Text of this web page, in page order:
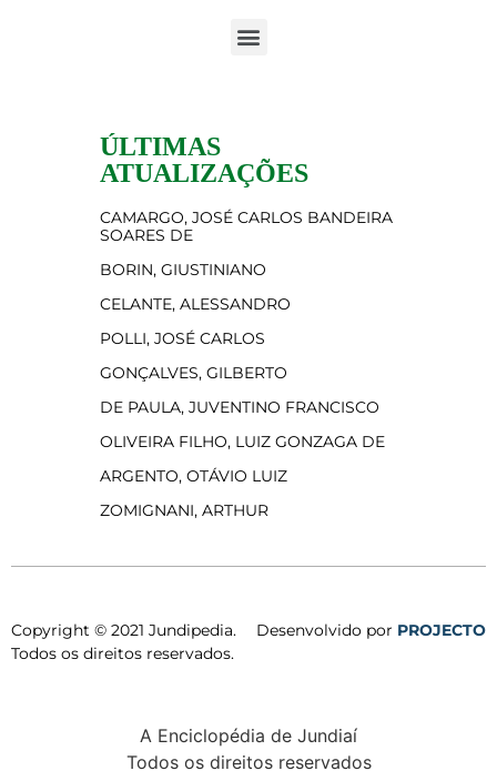
ÚLTIMAS
ATUALIZAÇÕES
CAMARGO, JOSÉ CARLOS BANDEIRA
SOARES DE
BORIN, GIUSTINIANO
CELANTE, ALESSANDRO
POLLI, JOSÉ CARLOS
GONÇALVES, GILBERTO
DE PAULA, JUVENTINO FRANCISCO
OLIVEIRA FILHO, LUIZ GONZAGA DE
ARGENTO, OTÁVIO LUIZ
ZOMIGNANI, ARTHUR
Copyright © 2021 Jundipedia.
Todos os direitos reservados.
Desenvolvido por PROJECTO
A Enciclopédia de Jundiaí
Todos os direitos reservados